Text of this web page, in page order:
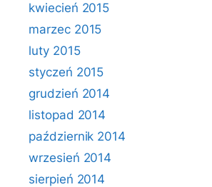
kwiecień 2015
marzec 2015
luty 2015
styczeń 2015
grudzień 2014
listopad 2014
październik 2014
wrzesień 2014
sierpień 2014